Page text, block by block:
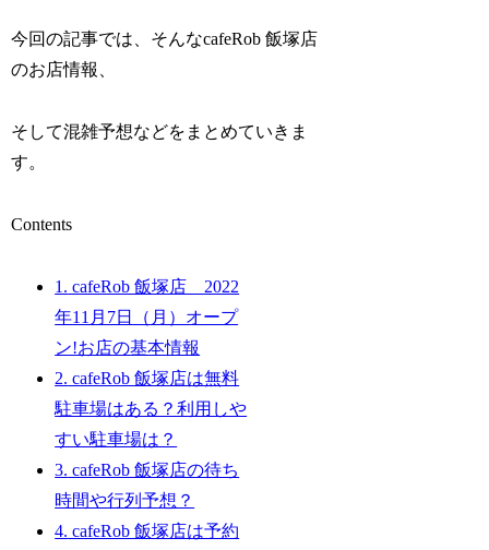
今回の記事では、そんなcafeRob 飯塚店
のお店情報、
そして混雑予想などをまとめていきま
す。
Contents
1. cafeRob 飯塚店 2022
年11月7日（月）オープ
ン!お店の基本情報
2. cafeRob 飯塚店は無料
駐車場はある？利用しや
すい駐車場は？
3. cafeRob 飯塚店の待ち
時間や行列予想？
4. cafeRob 飯塚店は予約